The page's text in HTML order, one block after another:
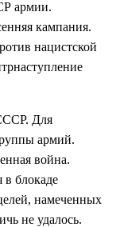
армии.
кампания.
нацистской
Для
армий.
война.
блокаде
намеченных
не удалось.